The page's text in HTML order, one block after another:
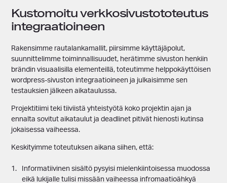
Kustomoitu verkkosivustototeutus
integraatioineen
Rakensimme rautalankamallit, piirsimme käyttäjäpolut,
suunnittelimme toiminnallisuudet, herätimme sivuston henkiin
brändin visuaalisilla elementeillä, toteutimme helppokäyttöisen
wordpress-sivuston integraatioineen ja julkaisimme sen
testauksien jälkeen aikataulussa.
Projektitiimi teki tiiviistä yhteistyötä koko projektin ajan ja
ennalta sovitut aikataulut ja deadlinet pitivät hienosti kutinsa
jokaisessa vaiheessa.
Keskityimme toteutuksen aikana siihen, että:
Informatiivinen sisältö pysyisi mielenkiintoisessa muodossa
eikä lukijalle tulisi missään vaiheessa infromaatioähkyä